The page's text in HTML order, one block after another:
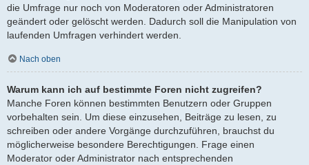
die Umfrage nur noch von Moderatoren oder Administratoren
geändert oder gelöscht werden. Dadurch soll die Manipulation von
laufenden Umfragen verhindert werden.
Nach oben
Warum kann ich auf bestimmte Foren nicht zugreifen?
Manche Foren können bestimmten Benutzern oder Gruppen
vorbehalten sein. Um diese einzusehen, Beiträge zu lesen, zu
schreiben oder andere Vorgänge durchzuführen, brauchst du
möglicherweise besondere Berechtigungen. Frage einen
Moderator oder Administrator nach entsprechenden